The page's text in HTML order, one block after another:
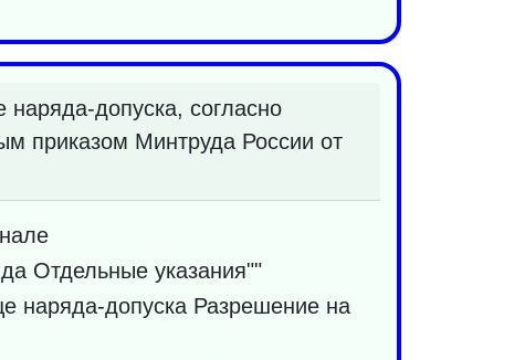
допуска, согласно
приказом Минтруда России от
Отдельные указания""
наряда-допуска Разрешение на